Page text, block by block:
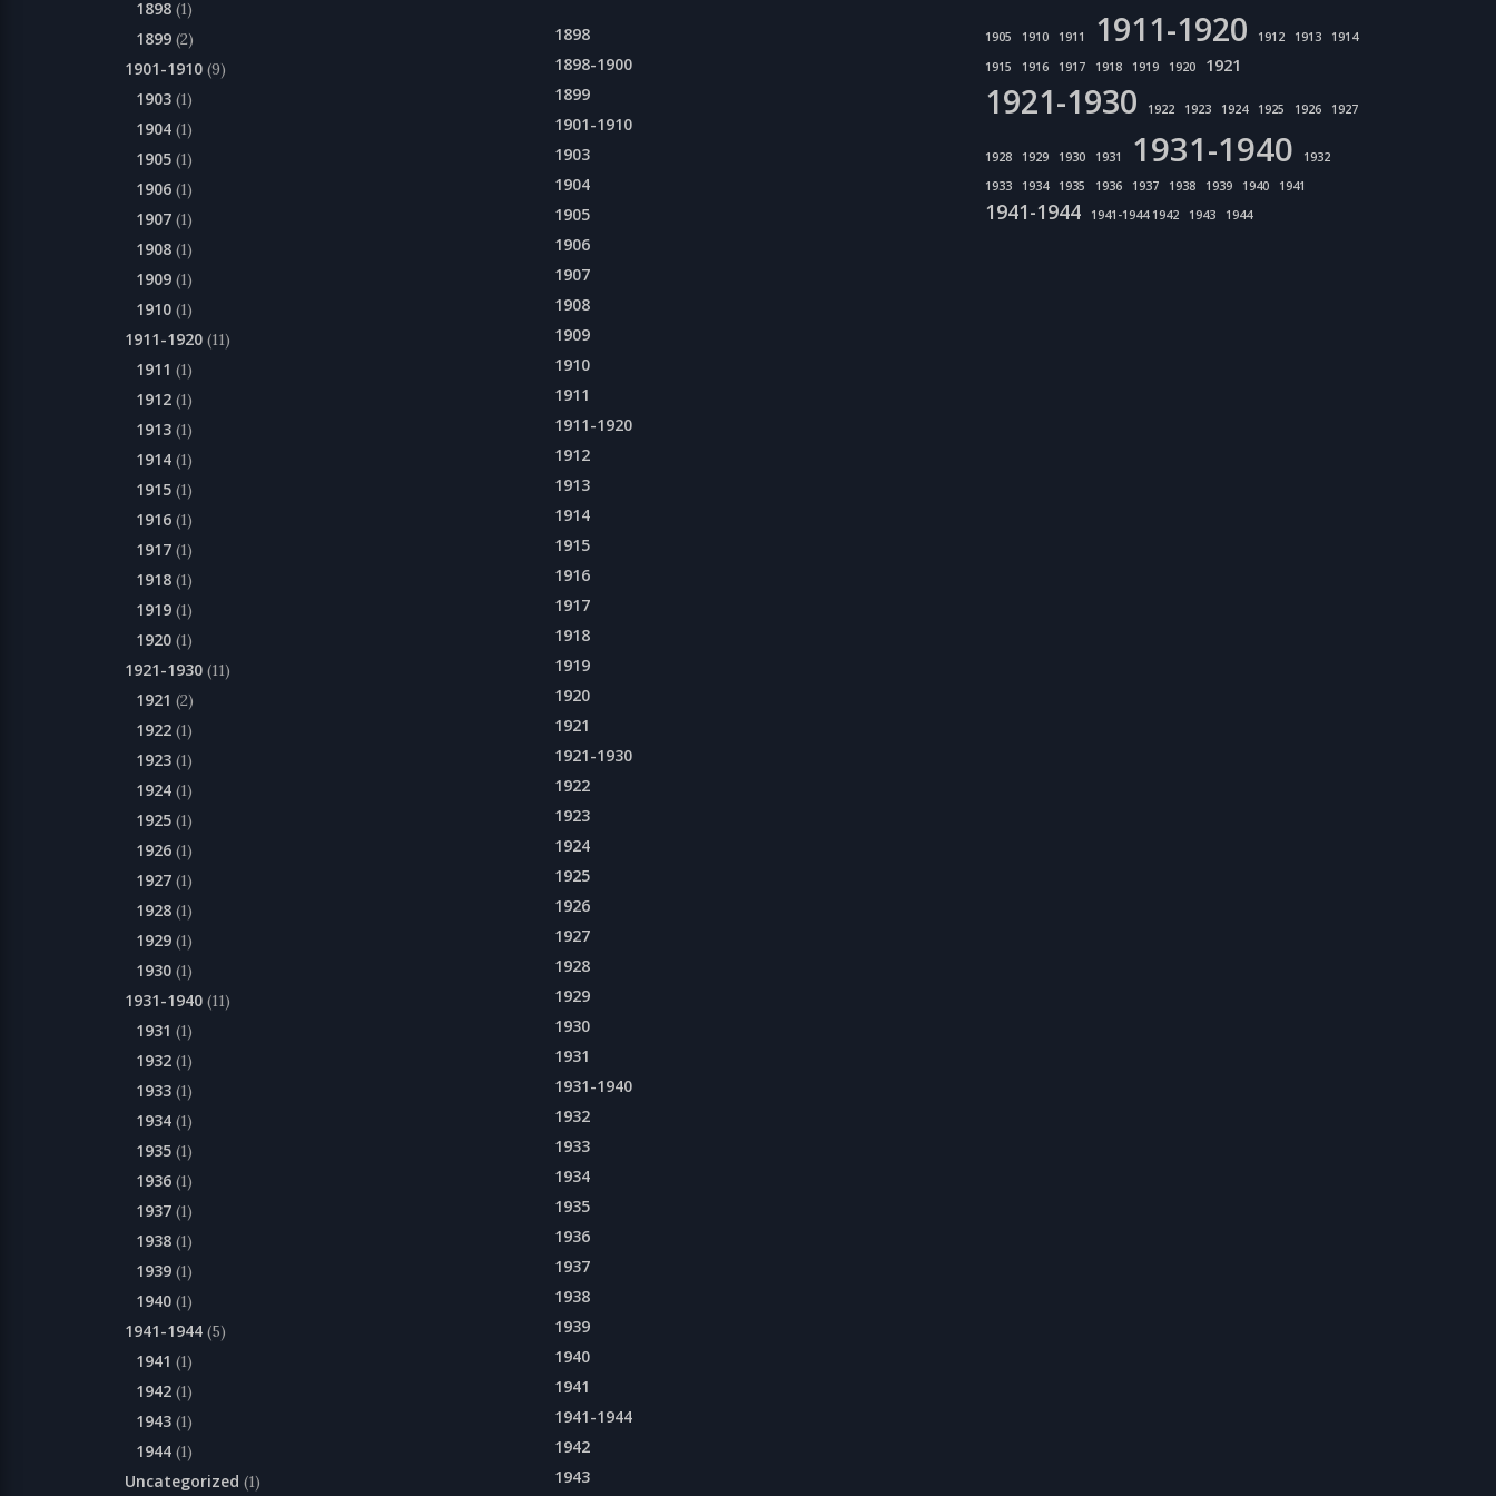
1898 (1)
1899 (2)
1901-1910 (9)
1903 (1)
1904 (1)
1905 (1)
1906 (1)
1907 (1)
1908 (1)
1909 (1)
1910 (1)
1911-1920 (11)
1911 (1)
1912 (1)
1913 (1)
1914 (1)
1915 (1)
1916 (1)
1917 (1)
1918 (1)
1919 (1)
1920 (1)
1921-1930 (11)
1921 (2)
1922 (1)
1923 (1)
1924 (1)
1925 (1)
1926 (1)
1927 (1)
1928 (1)
1929 (1)
1930 (1)
1931-1940 (11)
1931 (1)
1932 (1)
1933 (1)
1934 (1)
1935 (1)
1936 (1)
1937 (1)
1938 (1)
1939 (1)
1940 (1)
1941-1944 (5)
1941 (1)
1942 (1)
1943 (1)
1944 (1)
Uncategorized (1)
1898
1898-1900
1899
1901-1910
1903
1904
1905
1906
1907
1908
1909
1910
1911
1911-1920
1912
1913
1914
1915
1916
1917
1918
1919
1920
1921
1921-1930
1922
1923
1924
1925
1926
1927
1928
1929
1930
1931
1931-1940
1932
1933
1934
1935
1936
1937
1938
1939
1940
1941
1941-1944
1942
1943
1905 1910 1911 1911-1920 1912 1913
1914
1915
1916 1917 1918 1919 1920 1921
1921-1930 1922 1923 1924 1925 1926 1927
1928 1929 1930 1931 1931-1940
1932
1933
1934 1935 1936 1937 1938 1939 1940 1941
1941-1944 1941-1944 1942 1943 1944